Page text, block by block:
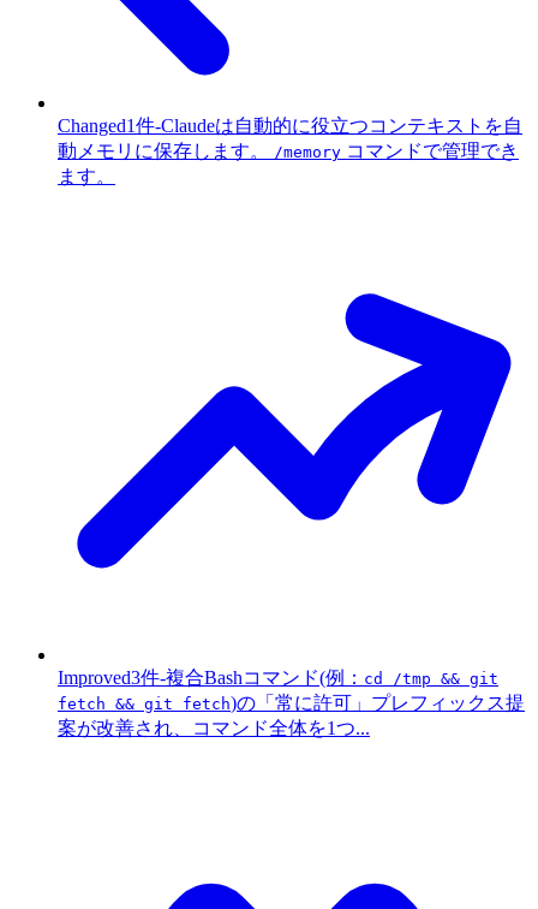
Changed1件-Claudeは自動的に役立つコンテキストを自
動メモリに保存します。
/memory コマンドで管理でき
ます。
Improved3件-複合Bashコマンド(例： cd /tmp && git
fetch && git fetch)の「常に許可」プレフィックス提
案が改善され、コマンド全体を1つ...